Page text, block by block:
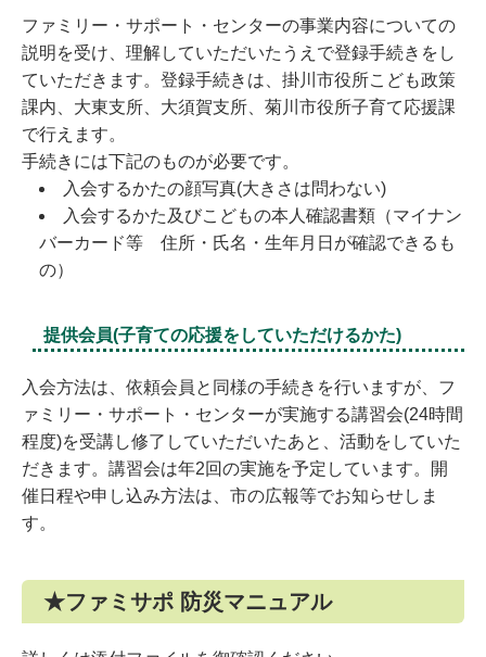
ファミリー・サポート・センターの事業内容についての
説明を受け、理解していただいたうえで登録手続きをし
ていただきます。登録手続きは、掛川市役所こども政策
課内、大東支所、大須賀支所、菊川市役所子育て応援課
で行えます。
手続きには下記のものが必要です。
入会するかたの顔写真(大きさは問わない)
入会するかた及びこどもの本人確認書類（マイナン
バーカード等 住所・氏名・生年月日が確認できるも
の）
提供会員(子育ての応援をしていただけるかた)
入会方法は、依頼会員と同様の手続きを行いますが、フ
ァミリー・サポート・センターが実施する講習会(24時間
程度)を受講し修了していただいたあと、活動をしていた
だきます。講習会は年2回の実施を予定しています。開
催日程や申し込み方法は、市の広報等でお知らせしま
す。
★ファミサポ 防災マニュアル